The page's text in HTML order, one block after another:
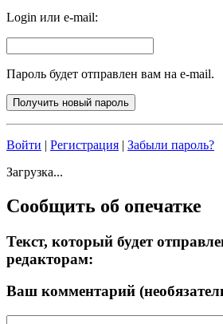
Login или e-mail:
Пароль будет отправлен вам на e-mail.
Войти | Регистрация | Забыли пароль?
Загрузка...
Сообщить об опечатке
Текст, который будет
редакторам:
Ваш комментарий